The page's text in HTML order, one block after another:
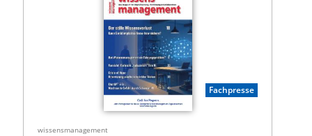
Fachpresse
wissensmanagement